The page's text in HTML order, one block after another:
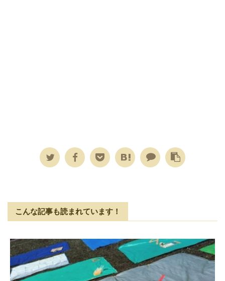
こんな記事も読まれています！